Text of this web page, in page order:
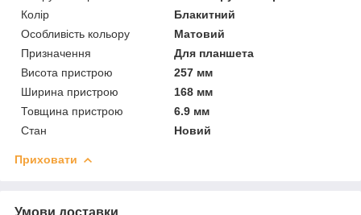
Колір
Блакитний
Особливість кольору
Матовий
Призначення
Для планшета
Висота пристрою
257 мм
Ширина пристрою
168 мм
Товщина пристрою
6.9 мм
Стан
Новий
Приховати
Умови доставки